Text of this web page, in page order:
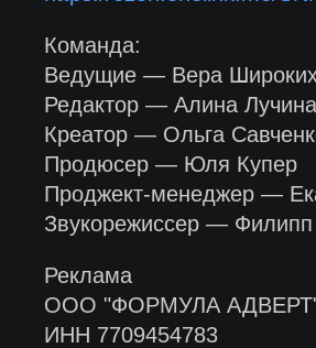
Команда:
Ведущие — Вера
Редактор — Алина Лучина
Креатор — Ольга
Продюсер — Юля Купер
Проджект-менеджер —
Звукорежиссер — Филипп
Реклама
ООО "ФОРМУЛА
ИНН 7709454783